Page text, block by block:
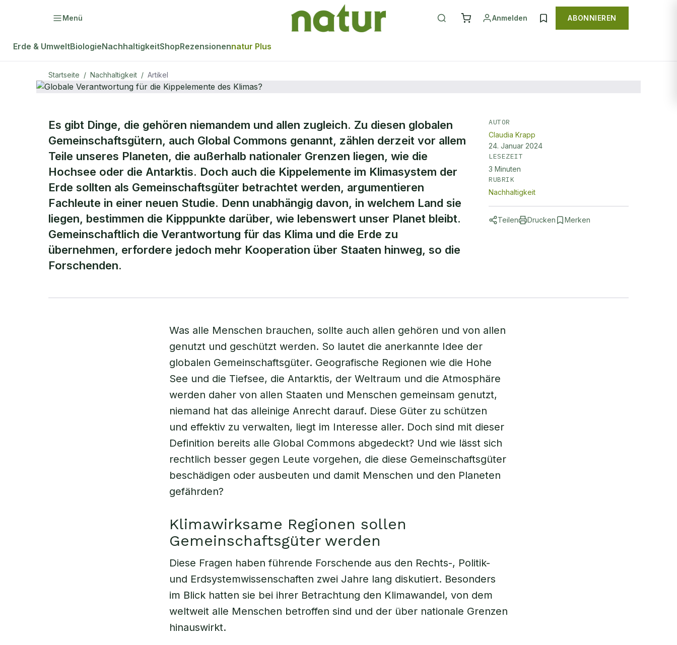
Menü Anmelden ABONNIEREN
Erde & UmweltBiologieNachhaltigkeitShopRezensionennatur Plus
Startseite / Nachhaltigkeit / Artikel
NACHHALTIGKEIT
Globale Verantwortung für die
Kippelemente des Klimas?
Es gibt Dinge, die gehören niemandem und allen zugleich. Zu diesen globalen
Gemeinschaftsgütern, auch Global Commons genannt, zählen derzeit vor allem
Teile unseres Planeten, die außerhalb nationaler Grenzen liegen, wie die
Hochsee oder die Antarktis. Doch auch die Kippelemente im Klimasystem der
Erde sollten als Gemeinschaftsgüter betrachtet werden, argumentieren
Fachleute in einer neuen Studie. Denn unabhängig davon, in welchem Land sie
liegen, bestimmen die Kipppunkte darüber, wie lebenswert unser Planet bleibt.
Gemeinschaftlich die Verantwortung für das Klima und die Erde zu
übernehmen, erfordere jedoch mehr Kooperation über Staaten hinweg, so die
Forschenden.
AUTOR
Claudia Krapp
24. Januar 2024
LESEZEIT
3 Minuten
RUBRIK
Nachhaltigkeit
Teilen Drucken Merken
Was alle Menschen brauchen, sollte auch allen gehören und von allen
genutzt und geschützt werden. So lautet die anerkannte Idee der
globalen Gemeinschaftsgüter. Geografische Regionen wie die Hohe
See und die Tiefsee, die Antarktis, der Weltraum und die Atmosphäre
werden daher von allen Staaten und Menschen gemeinsam genutzt,
niemand hat das alleinige Anrecht darauf. Diese Güter zu schützen
und effektiv zu verwalten, liegt im Interesse aller. Doch sind mit dieser
Definition bereits alle Global Commons abgedeckt? Und wie lässt sich
rechtlich besser gegen Leute vorgehen, die diese Gemeinschaftsgüter
beschädigen oder ausbeuten und damit Menschen und den Planeten
gefährden?
Klimawirksame Regionen sollen
Gemeinschaftsgüter werden
Diese Fragen haben führende Forschende aus den Rechts-, Politik-
und Erdsystemwissenschaften zwei Jahre lang diskutiert. Besonders
im Blick hatten sie bei ihrer Betrachtung den Klimawandel, von dem
weltweit alle Menschen betroffen sind und der über nationale Grenzen
hinauswirkt.